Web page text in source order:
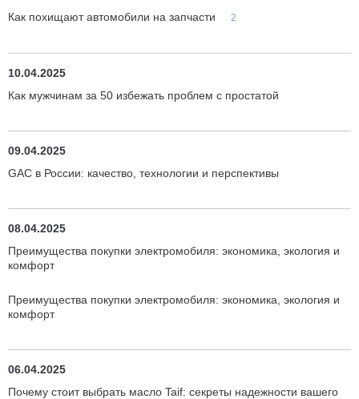
Как похищают автомобили на запчасти 2
10.04.2025
Как мужчинам за 50 избежать проблем с простатой
09.04.2025
GAC в России: качество, технологии и перспективы
08.04.2025
Преимущества покупки электромобиля: экономика, экология и
комфорт
Преимущества покупки электромобиля: экономика, экология и
комфорт
06.04.2025
Почему стоит выбрать масло Taif: секреты надежности вашего